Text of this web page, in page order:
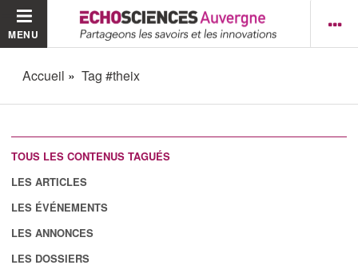
MENU
Accueil Tag #theix
TOUS LES CONTENUS TAGUÉS
LES ARTICLES
LES ÉVÉNEMENTS
LES ANNONCES
LES DOSSIERS